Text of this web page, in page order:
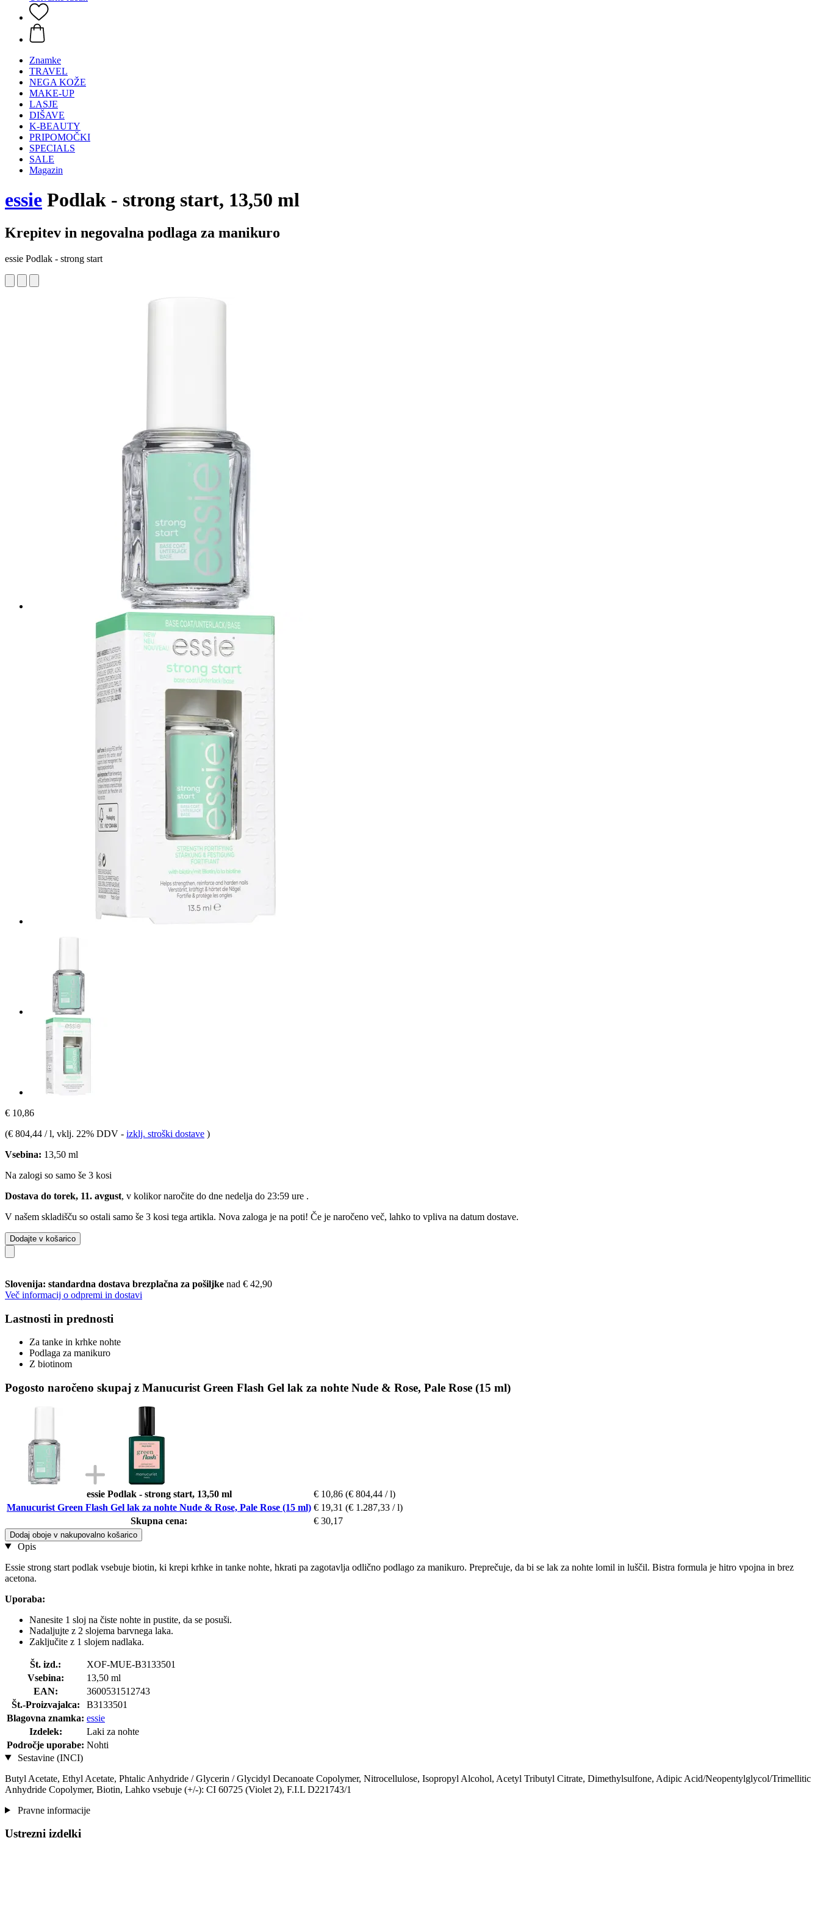
Znamke
TRAVEL
NEGA KOŽE
MAKE-UP
LASJE
DIŠAVE
K-BEAUTY
PRIPOMOČKI
SPECIALS
SALE
Magazin
essie Podlak - strong start, 13,50 ml
Krepitev in negovalna podlaga za manikuro
essie Podlak - strong start
€ 10,86
(€ 804,44 / l, vklj. 22% DDV - izklj. stroški dostave )
Vsebina: 13,50 ml
Na zalogi so samo še 3 kosi
Dostava do torek, 11. avgust, v kolikor naročite do dne nedelja do 23:59 ure .
V našem skladišču so ostali samo še 3 kosi tega artikla. Nova zaloga je na poti! Če je naročeno več, lahko to vpliva na datum dostave.
Dodajte v košarico
Slovenija: standardna dostava brezplačna za pošiljke nad € 42,90
Več informacij o odpremi in dostavi
Lastnosti in prednosti
Za tanke in krhke nohte
Podlaga za manikuro
Z biotinom
Pogosto naročeno skupaj z Manucurist Green Flash Gel lak za nohte Nude & Rose, Pale Rose (15 ml)
essie Podlak - strong start, 13,50 ml € 10,86 (€ 804,44 / l)
Manucurist Green Flash Gel lak za nohte Nude & Rose, Pale Rose (15 ml) € 19,31 (€ 1.287,33 / l)
Skupna cena:
€ 30,17
Dodaj oboje v nakupovalno košarico
Opis
Essie strong start podlak vsebuje biotin, ki krepi krhke in tanke nohte, hkrati pa zagotavlja odlično podlago za manikuro. Preprečuje, da bi se lak za nohte lomil in luščil. Bistra formula je hitro vpojna in brez
acetona.
Uporaba:
Nanesite 1 sloj na čiste nohte in pustite, da se posuši.
Nadaljujte z 2 slojema barvnega laka.
Zaključite z 1 slojem nadlaka.
Št. izd.:
XOF-MUE-B3133501
Vsebina:
13,50 ml
EAN:
3600531512743
Št.-Proizvajalca:
B3133501
Blagovna znamka: essie
Izdelek:
Laki za nohte
Področje uporabe: Nohti
Sestavine (INCI)
Butyl Acetate, Ethyl Acetate, Phtalic Anhydride / Glycerin / Glycidyl Decanoate Copolymer, Nitrocellulose, Isopropyl Alcohol, Acetyl Tributyl Citrate, Dimethylsulfone, Adipic Acid/Neopentylglycol/Trimellitic
Anhydride Copolymer, Biotin, Lahko vsebuje (+/-): CI 60725 (Violet 2), F.I.L D221743/1
Pravne informacije
Ustrezni izdelki